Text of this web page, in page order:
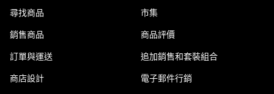
尋找商品
銷售商品
訂單與運送
商店設計
市集
商品評價
追加銷售和套裝組合
電子郵件行銷